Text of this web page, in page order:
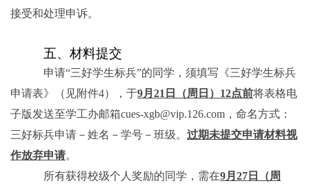
接受和处理申诉。
五、材料提交
申请“三好学生标兵”的同学，须填写《三好学生标兵
申请表》（见附件4），于9月 21 日（周日） 12点前将表格电
子版发送至学工办邮箱cues-xgb@vip.126.com ，命名方式：
三好标兵申请－姓名－学号－班级。 过期未提交申请材料视
作放弃申请。
所有获得校级个人奖励的同学，需在9月27 日（周